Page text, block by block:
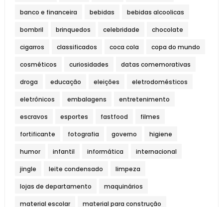
banco e financeira bebidas bebidas alcoolicas
bombril brinquedos celebridade chocolate
cigarros classificados coca cola copa do mundo
cosméticos curiosidades datas comemorativas
droga educação eleições eletrodomésticos
eletrônicos embalagens entretenimento
escravos esportes fastfood filmes
fortificante fotografia governo higiene
humor infantil informática internacional
jingle leite condensado limpeza
lojas de departamento maquinários
material escolar material para construção